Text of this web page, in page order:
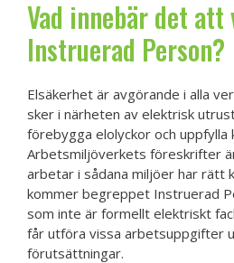
Vad innebär det att
Instruerad Person?
Elsäkerhet är avgörande i alla
sker i närheten av elektrisk
förebygga elolyckor och uppfylla
Arbetsmiljöverkets föreskrifter
arbetar i sådana miljöer har rätt
kommer begreppet Instruerad
som inte är formellt elektriskt
får utföra vissa arbetsuppgifter
förutsättningar.